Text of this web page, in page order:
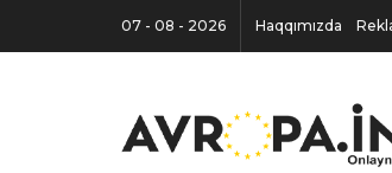
07 - 08 - 2026 Haqqımızda